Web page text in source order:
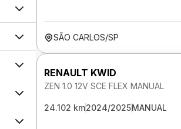
SÃO CARLOS/SP
RENAULT KWID
ZEN 1.0 12V SCE FLEX MANUAL
24.102 km2024/2025MANUAL